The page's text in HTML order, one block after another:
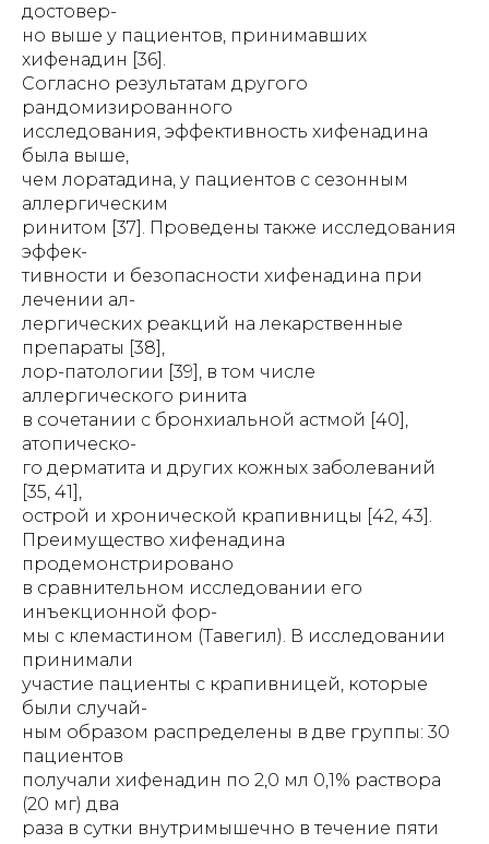
достовер-
но выше у пациентов, принимавших
хифенадин [36].
Согласно результатам другого
рандомизированного
исследования, эффективность хифенадина
была выше,
чем лоратадина, у пациентов с сезонным
аллергическим
ринитом [37]. Проведены также исследования
эффек-
тивности и безопасности хифенадина при
лечении ал-
лергических реакций на лекарственные
препараты [38],
лор-патологии [39], в том числе
аллергического ринита
в сочетании с бронхиальной астмой [40],
атопическо-
го дерматита и других кожных заболеваний
[35, 41],
острой и хронической крапивницы [42, 43].
Преимущество хифенадина
продемонстрировано
в сравнительном исследовании его
инъекционной фор-
мы с клемастином (Тавегил). В исследовании
принимали
участие пациенты с крапивницей, которые
были случай-
ным образом распределены в две группы: 30
пациентов
получали хифенадин по 2,0 мл 0,1% раствора
(20 мг) два
раза в сутки внутримышечно в течение пяти